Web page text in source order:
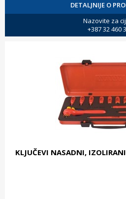
DETALJNIJE O
Nazovite za
+387 32 460
KLJUČEVI NASADNI,